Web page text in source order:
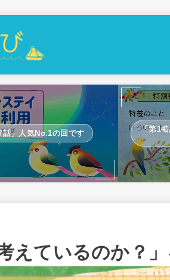
話」人気No.1の回です
「第14
えているのか？